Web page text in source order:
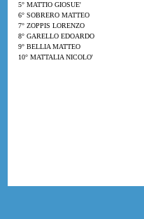
5° MATTIO GIOSUE'
6° SOBRERO MATTEO
7° ZOPPIS LORENZO
8° GARELLO EDOARDO
9° BELLIA MATTEO
10° MATTALIA NICOLO'